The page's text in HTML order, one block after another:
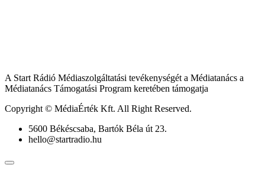
A Start Rádió Médiaszolgáltatási tevékenységét a Médiatanács a
Médiatanács Támogatási Program keretében támogatja
Copyright © MédiaÉrték Kft. All Right Reserved.
5600 Békéscsaba, Bartók Béla út 23.
hello@startradio.hu